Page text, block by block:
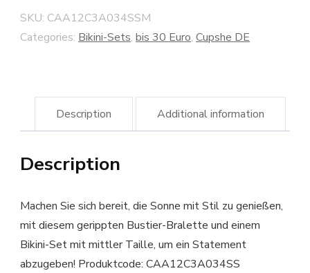
SKU: CAA12C3A034SSM
Categories: Bikini-Sets, bis 30 Euro, Cupshe DE
Description Additional information
Description
Machen Sie sich bereit, die Sonne mit Stil zu genießen,
mit diesem gerippten Bustier-Bralette und einem
Bikini-Set mit mittler Taille, um ein Statement
abzugeben! Produktcode: CAA12C3A034SS